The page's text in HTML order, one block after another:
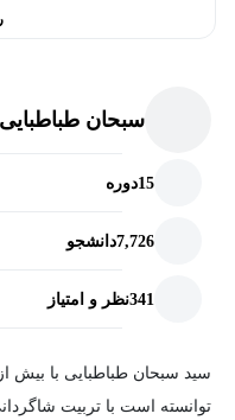
سبحان طباطبایی
15دوره
7,726دانشجو
341نظر و امتیاز
توانسته است با تربیت